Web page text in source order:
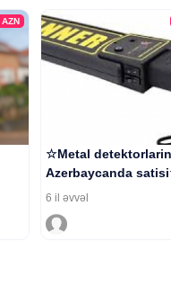
AZN
☆Metal detektorlarin
Azerbaycanda
6 il əvvəl